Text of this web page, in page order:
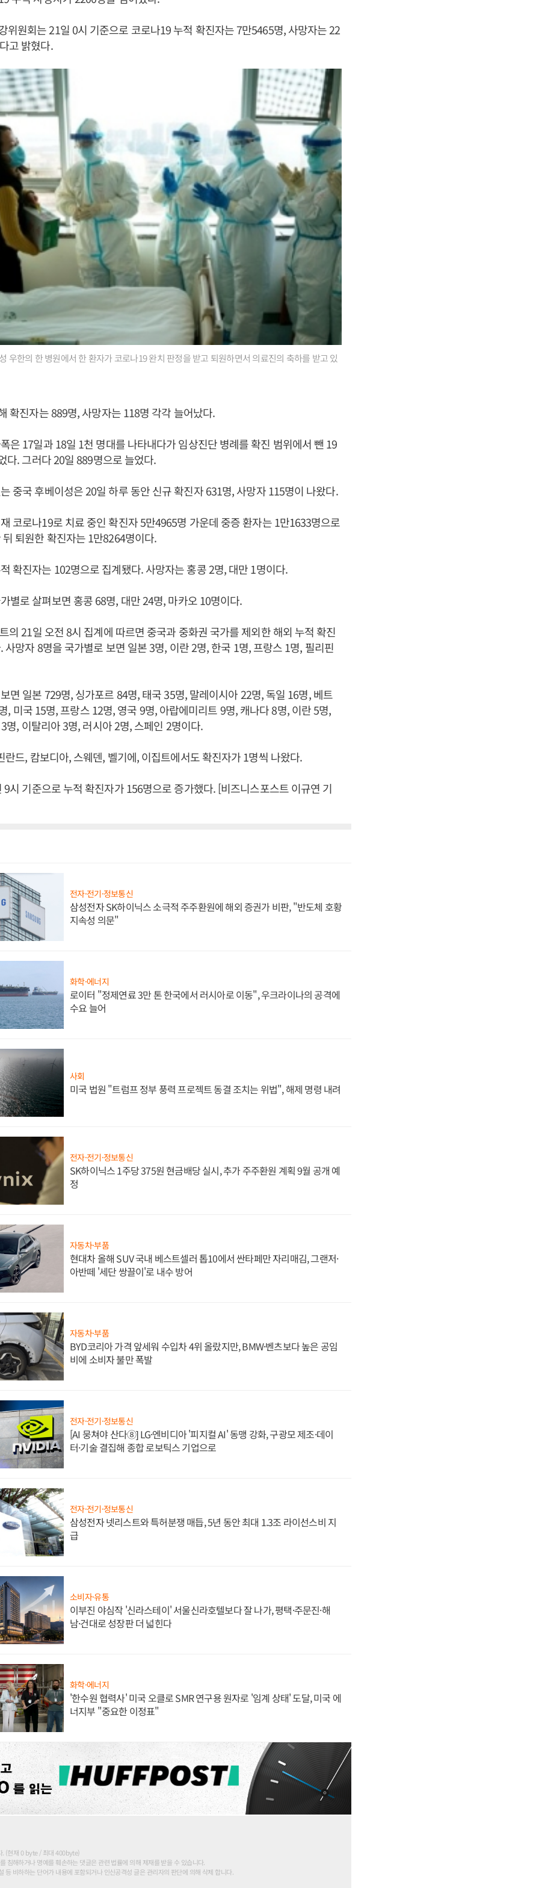
위원회는 21일 0시 기준으로 코로나19 누적 확진자는 7만5465명, 사망자는 22
고 밝혔다.
우한의 한 병원에서 한 환자가 코로나19 완치 판정을 받고 퇴원하면서 의료진의 축하를 받고 있
확진자는 889명, 사망자는 118명 각각 늘어났다.
은 17일과 18일 1천 명대를 나타내다가 임상진단 병례를 확진 범위에서 뺀 19
다. 그러다 20일 889명으로 늘었다.
중국 후베이성은 20일 하루 동안 신규 확진자 631명, 사망자 115명이 나왔다.
코로나19로 치료 중인 확진자 5만4965명 가운데 중증 환자는 1만1633명으로
퇴원한 확진자는 1만8264명이다.
확진자는 102명으로 집계됐다. 사망자는 홍콩 2명, 대만 1명이다.
별로 살펴보면 홍콩 68명, 대만 24명, 마카오 10명이다.
의 21일 오전 8시 집계에 따르면 중국과 중화권 국가를 제외한 해외 누적 확진
사망자 8명을 국가별로 보면 일본 3명, 이란 2명, 한국 1명, 프랑스 1명, 필리핀
면 일본 729명, 싱가포르 84명, 태국 35명, 말레이시아 22명, 독일 16명, 베트
, 미국 15명, 프랑스 12명, 영국 9명, 아랍에미리트 9명, 캐나다 8명, 이란 5명,
명, 이탈리아 3명, 러시아 2명, 스페인 2명이다.
란드, 캄보디아, 스웨덴, 벨기에, 이집트에서도 확진자가 1명씩 나왔다.
시 기준으로 누적 확진자가 156명으로 증가했다. [비즈니스포스트 이규연 기
전자·전기·정보통신
삼성전자 SK하이닉스 소극적 주주환원에 해외 증권가 비판, "반도체 호황
지속성 의문"
화학·에너지
로이터 "정제연료 3만 톤 한국에서 러시아로 이동", 우크라이나의 공격에
수요 늘어
사회
미국 법원 "트럼프 정부 풍력 프로젝트 동결 조치는 위법", 해제 명령 내려
전자·전기·정보통신
SK하이닉스 1주당 375원 현금배당 실시, 추가 주주환원 계획 9월 공개 예
정
자동차·부품
현대차 올해 SUV 국내 베스트셀러 톱10에서 싼타페만 자리매김, 그랜저·
아반떼 '세단 쌍끌이'로 내수 방어
자동차·부품
BYD코리아 가격 앞세워 수입차 4위 올랐지만, BMW·벤츠보다 높은 공임
비에 소비자 불만 폭발
전자·전기·정보통신
[AI 뭉쳐야 산다⑧] LG·엔비디아 '피지컬 AI' 동맹 강화, 구광모 제조·데이
터·기술 결집해 종합 로보틱스 기업으로
전자·전기·정보통신
삼성전자 넷리스트와 특허분쟁 매듭, 5년 동안 최대 1.3조 라이선스비 지
급
소비자·유통
이부진 야심작 '신라스테이' 서울신라호텔보다 잘 나가, 평택·주문진·해
남·건대로 성장판 더 넓힌다
화학·에너지
'한수원 협력사' 미국 오클로 SMR 연구용 원자로 '임계 상태' 도달, 미국 에
너지부 "중요한 이정표"
. (현재 0 byte / 최대 400byte)
침해하거나 명예를 훼손하는 댓글은 관련 법률에 의해 제재를 받을 수 있습니다.
등 비하하는 단어가 내용에 포함되거나 인신공격성 글은 관리자의 판단에 의해 삭제 합니다.